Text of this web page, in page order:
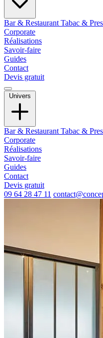
Bar & Restaurant Tabac &
Corporate
Réalisations
Savoir-faire
Guides
Contact
Devis gratuit
Univers
Bar & Restaurant Tabac &
Corporate
Réalisations
Savoir-faire
Guides
Contact
Devis gratuit
09 64 28 47 11